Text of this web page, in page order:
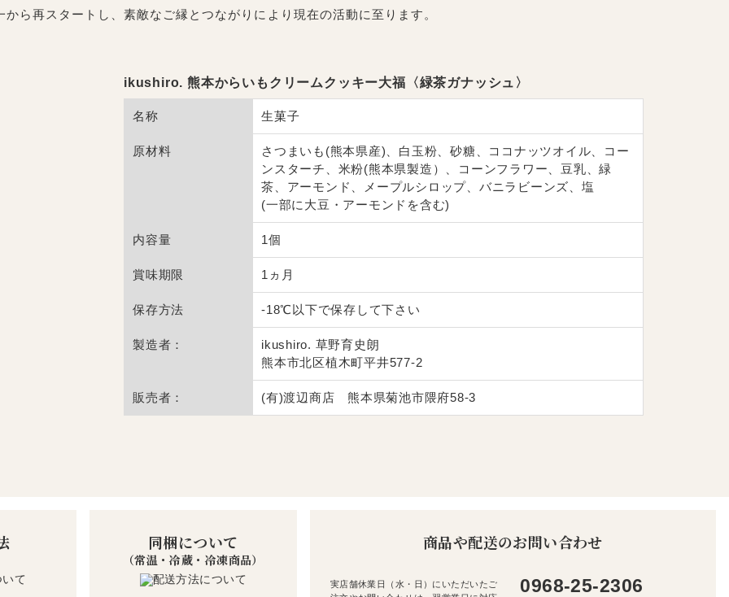
から再スタートし、素敵なご縁とつながりにより現在の活動に至ります。
ikushiro. 熊本からいもクリームクッキー大福〈緑茶ガナッシュ〉
名称 生菓子
原材料
さつまいも(熊本県産)、白玉粉、砂糖、ココナッツオイル、コー
ンスターチ、米粉(熊本県製造）、コーンフラワー、豆乳、緑
茶、アーモンド、メープルシロップ、バニラビーンズ、塩
(一部に大豆・アーモンドを含む)
内容量 1個
賞味期限 1ヵ月
保存方法 -18℃以下で保存して下さい
製造者：
ikushiro. 草野育史朗
熊本市北区植木町平井577-2
販売者： (有)渡辺商店 熊本県菊池市隈府58-3
同梱について
（常温・冷蔵・冷凍商品）
商品や配送のお問い合わせ
実店舗休業日（水・日）にいただいたご
0968-25-2306